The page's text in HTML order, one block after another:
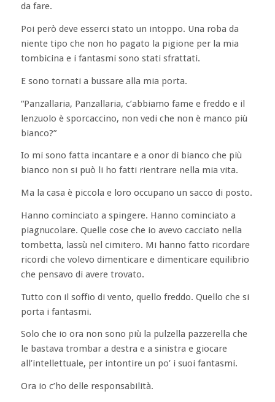
da fare.
Poi però deve esserci stato un intoppo. Una roba da
niente tipo che non ho pagato la pigione per la mia
tombicina e i fantasmi sono stati sfrattati.
E sono tornati a bussare alla mia porta.
“Panzallaria, Panzallaria, c’abbiamo fame e freddo e il
lenzuolo è sporcaccino, non vedi che non è manco più
bianco?”
Io mi sono fatta incantare e a onor di bianco che più
bianco non si può li ho fatti rientrare nella mia vita.
Ma la casa è piccola e loro occupano un sacco di posto.
Hanno cominciato a spingere. Hanno cominciato a
piagnucolare. Quelle cose che io avevo cacciato nella
tombetta, lassù nel cimitero. Mi hanno fatto ricordare
ricordi che volevo dimenticare e dimenticare equilibrio
che pensavo di avere trovato.
Tutto con il soffio di vento, quello freddo. Quello che si
porta i fantasmi.
Solo che io ora non sono più la pulzella pazzerella che
le bastava trombar a destra e a sinistra e giocare
all’intellettuale, per intontire un po’ i suoi fantasmi.
Ora io c’ho delle responsabilità.